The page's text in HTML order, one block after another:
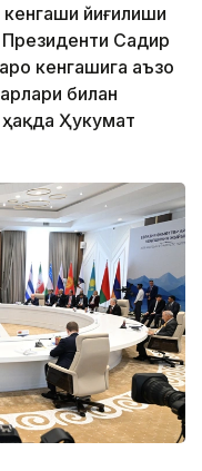
йиғилиши
Президенти Садир
кенгашига аъзо
билан
Ҳукумат